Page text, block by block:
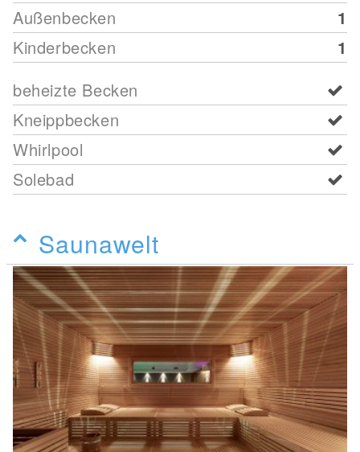
Außenbecken
1
Kinderbecken
1
beheizte Becken
Kneippbecken
Whirlpool
Solebad
Saunawelt